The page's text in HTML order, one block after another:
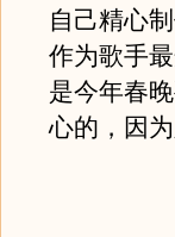
自己精心
作为歌手
是今年春
心的，因